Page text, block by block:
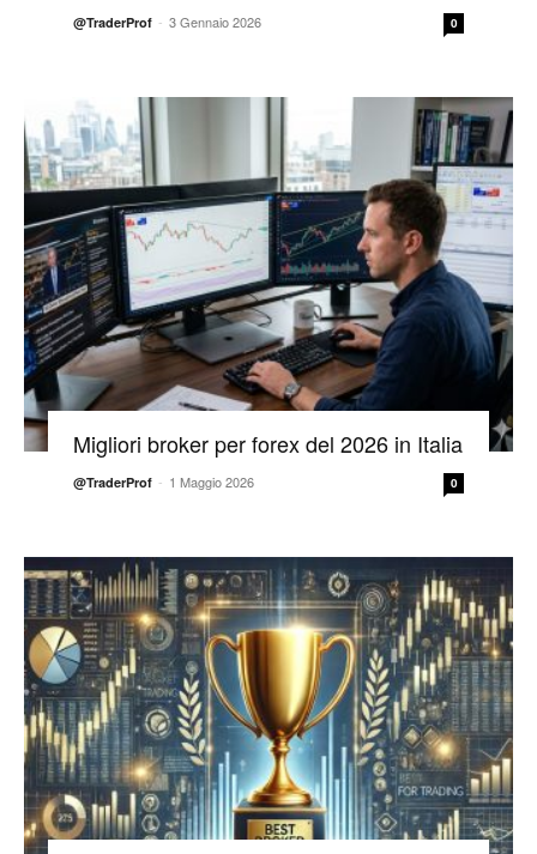
@TraderProf - 3 Gennaio 2026 0
Migliori broker per forex del 2026 in Italia
@TraderProf - 1 Maggio 2026 0